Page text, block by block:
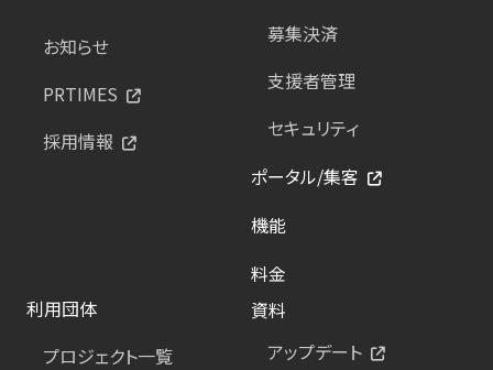
お知らせ
PRTIMES
採用情報
募集決済
支援者管理
セキュリティ
ポータル/集客
機能
料金
利用団体
プロジェクト一覧
資料
アップデート